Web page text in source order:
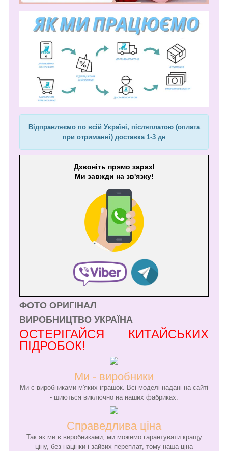
Відправляємо по всій Україні, післяплатою (оплата
при отриманні) доставка 1-3 дн
Дзвоніть прямо зараз!
Ми завжди на зв'язку!
ФОТО ОРИГІНАЛ
ВИРОБНИЦТВО УКРАЇНА
ОСТЕРІГАЙСЯ КИТАЙСЬКИХ
ПІДРОБОК!
Ми - виробники
Ми є виробниками м'яких іграшок. Всі моделі надані на сайті
- шиються виключно на наших фабриках.
Справедлива ціна
Так як ми є виробниками, ми можемо гарантувати кращу
ціну, без націнки і зайвих переплат, тому наша ціна